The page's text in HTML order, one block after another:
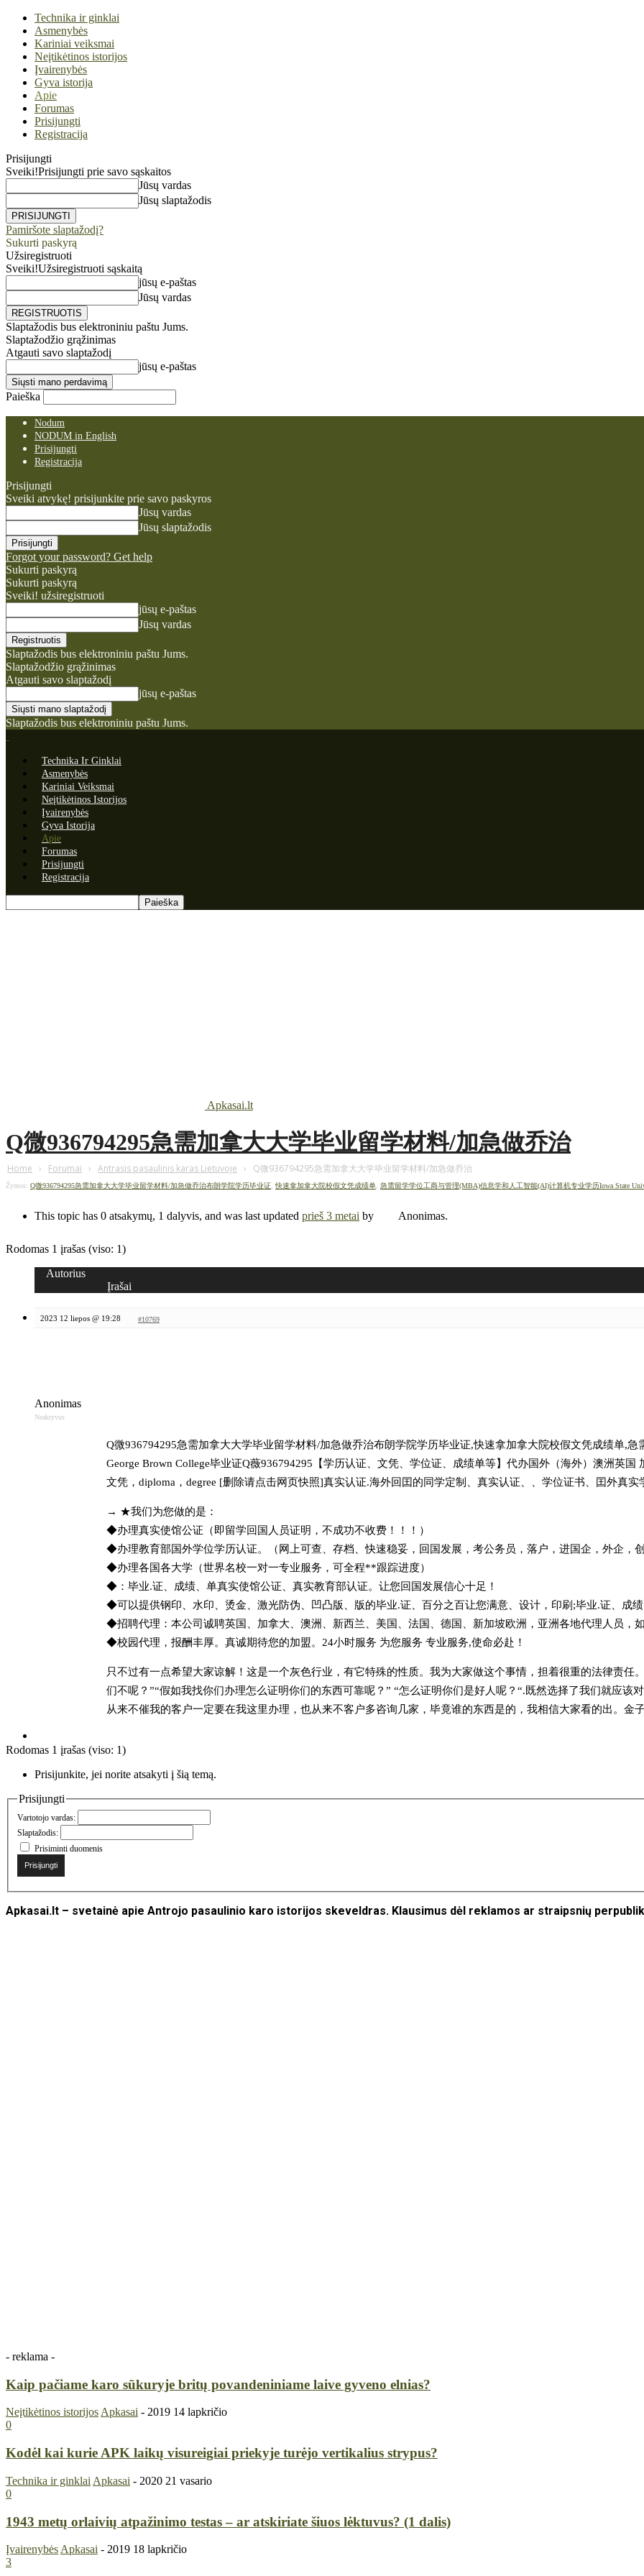
Technika ir ginklai
Asmenybės
Kariniai veiksmai
Neįtikėtinos istorijos
Įvairenybės
Gyva istorija
Apie
Forumas
Prisijungti
Registracija
Prisijungti
Sveiki!Prisijungti prie savo sąskaitos
Jūsų vardas
Jūsų slaptažodis
Pamiršote slaptažodį?
Sukurti paskyrą
Užsiregistruoti
Sveiki!Užsiregistruoti sąskaitą
jūsų e-paštas
Jūsų vardas
Slaptažodis bus elektroniniu paštu Jums.
Slaptažodžio grąžinimas
Atgauti savo slaptažodį
jūsų e-paštas
Paieška
Nodum
NODUM in English
Prisijungti
Registracija
Prisijungti
Sveiki atvykę! prisijunkite prie savo paskyros
Jūsų vardas
Jūsų slaptažodis
Forgot your password? Get help
Sukurti paskyrą
Sukurti paskyrą
Sveiki! užsiregistruoti
jūsų e-paštas
Jūsų vardas
Slaptažodis bus elektroniniu paštu Jums.
Slaptažodžio grąžinimas
Atgauti savo slaptažodį
jūsų e-paštas
Slaptažodis bus elektroniniu paštu Jums.
Technika Ir Ginklai
Asmenybės
Kariniai Veiksmai
Neįtikėtinos Istorijos
Įvairenybės
Gyva Istorija
Apie
Forumas
Prisijungti
Registracija
Apkasai.lt
Q微936794295急需加拿大大学毕业留学材料/加急做乔治
Home › Forumai › Antrasis pasaulinis karas Lietuvoje › Q微936794295急需加拿大大学毕业留学材料/加急做乔治
Žymos: Q微936794295急需加拿大大学毕业留学材料/加急做乔治布朗学院学历毕业证, 快速拿加拿大院校假文凭成绩单, 急需留学学位工商与管理(MBA)信息学和人工智能(AI)计算机专业学历Iowa State
This topic has 0 atsakymų, 1 dalyvis, and was last updated prieš 3 metai by Anonimas.
Rodomas 1 įrašas (viso: 1)
Autorius
Įrašai
2023 12 liepos @ 19:28 #10769
Anonimas
Neaktyvus
Q微936794295急需加拿大大学毕业留学材料/加急做乔治布朗学院学历毕业证,快速拿加拿大院校假文凭成绩单,
George Brown College毕业证Q薇936794295【学历认证、文凭、学位证、成绩单等】代办国外（海外）澳洲英
文凭，diploma，degree [删除请点击网页快照]真实认证.海外回囯的同学定制、真实认证、、学位证书、囯外真
→ ★我们为您做的是：
◆办理真实使馆公证（即留学回国人员证明，不成功不收费！！！）
◆办理教育部国外学位学历认证。（网上可查、存档、快速稳妥，回国发展，考公务员，落户，进国企，外企，
◆办理各国各大学（世界名校一对一专业服务，可全程**跟踪进度）
◆：毕业.证、成绩、单真实使馆公证、真实教育部认证。让您回国发展信心十足！
◆可以提供钢印、水印、烫金、激光防伪、凹凸版、版的毕业.证、百分之百让您满意、设计，印刷;毕业.证、成
◆招聘代理：本公司诚聘英国、加拿大、澳洲、新西兰、美国、法国、德国、新加坡欧洲，亚洲各地代理人员，
◆校园代理，报酬丰厚。真诚期待您的加盟。24小时服务 为您服务 专业服务,使命必赴！
只不过有一点希望大家谅解！这是一个灰色行业，有它特殊的性质。我为大家做这个事情，担着很重的法律责
们不呢？”“假如我找你们办理怎么证明你们的东西可靠呢？” “怎么证明你们是好人呢？“.既然选择了我们就应
从来不催我的客户一定要在我这里办理，也从来不客户多咨询几家，毕竟谁的东西是的，我相信大家看的出。金
Rodomas 1 įrašas (viso: 1)
Prisijunkite, jei norite atsakyti į šią temą.
Prisijungti
Vartotojo vardas:
Slaptažodis:
Prisiminti duomenis
Prisijungti
Apkasai.lt – svetainė apie Antrojo pasaulinio karo istorijos skeveldras. Klausimus dėl reklamos ar straipsnių
- reklama -
Kaip pačiame karo sūkuryje britų povandeniniame laive gyveno elnias?
Neįtikėtinos istorijosApkasai - 2019 14 lapkričio
0
Kodėl kai kurie APK laikų visureigiai priekyje turėjo vertikalius strypus?
Technika ir ginklai Apkasai - 2020 21 vasario
0
1943 metų orlaivių atpažinimo testas – ar atskiriate šiuos lėktuvus? (1 dalis)
Įvairenybės Apkasai - 2019 18 lapkričio
3